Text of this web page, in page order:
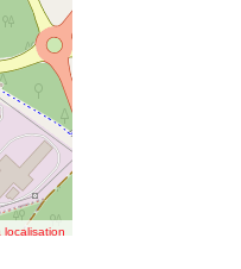
localisation